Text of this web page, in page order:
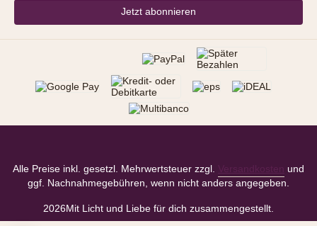
Jetzt abonnieren
Alle Preise inkl. gesetzl. Mehrwertsteuer zzgl. Versandkosten
und
ggf. Nachnahmegebühren, wenn nicht anders angegeben.
2026Mit Licht und Liebe für dich zusammengestellt.